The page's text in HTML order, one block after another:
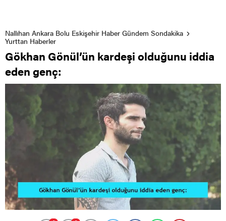
Nallıhan Ankara Bolu Eskişehir Haber Gündem Sondakika
Yurttan Haberler
Gökhan Gönül’ün kardeşi olduğunu iddia
eden genç: